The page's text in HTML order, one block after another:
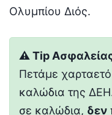
Ολυμπίου Διός.
⚠️ Tip
Πετάμε
καλώδια της
σε καλώδια, δεν